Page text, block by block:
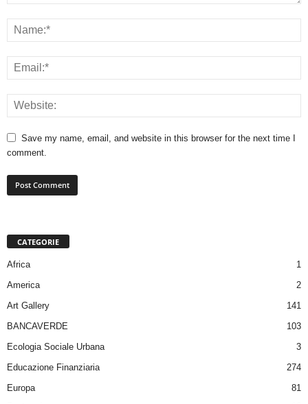
Save my name, email, and website in this browser for the next time I
comment.
CATEGORIE
Africa
1
America
2
Art Gallery
141
BANCAVERDE
103
Ecologia Sociale Urbana
3
Educazione Finanziaria
274
Europa
81